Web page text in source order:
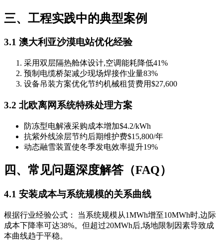
三、工程实践中的典型案例
3.1 澳大利亚沙漠电站优化经验
采用双层隔热舱体设计,空调能耗降低41%
预制电缆桥架减少现场焊接作业量83%
设备吊装方案优化节约机械租赁费用$27,600
3.2 北欧离网系统特殊处理方案
防冻型电解液采购成本增加$4.2/kWh
抗紫外线涂层节约后期维护费$15,800/年
动态融雪装置使冬季发电效率提升19%
四、常见问题深度解答（FAQ）
4.1 安装成本与系统规模的关系曲线
根据行业经验公式： 当系统规模从1MWh增至10MWh时,边际
成本下降率可达38%。但超过20MWh后,场地限制因素导致成
本曲线趋于平稳。